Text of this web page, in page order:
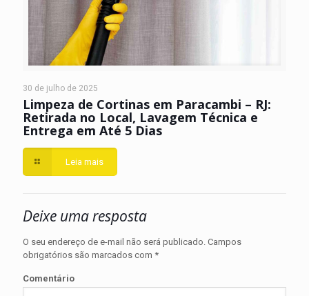
30 de julho de 2025
Limpeza de Cortinas em Paracambi – RJ:
Retirada no Local, Lavagem Técnica e
Entrega em Até 5 Dias
Leia mais
Deixe uma resposta
O seu endereço de e-mail não será publicado. Campos
obrigatórios são marcados com *
Comentário